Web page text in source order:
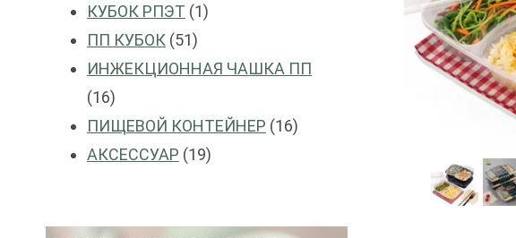
КУБОК РПЭТ 11
ПП КУБОК 5151
продукты
ИНЖЕКЦИОННАЯ ЧАШКА ПП
1616
продукты
ПИЩЕВОЙ КОНТЕЙНЕР 1616
АКСЕССУАР 1919